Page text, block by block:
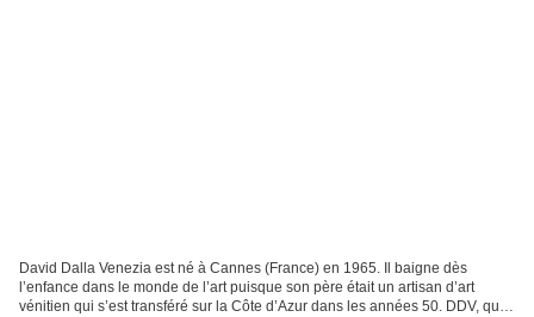
David Dalla Venezia est né à Cannes (France) en 1965. Il baigne dès
l’enfance dans le monde de l’art puisque son père était un artisan d’art
vénitien qui s’est transféré sur la Côte d’Azur dans les années 50. DDV, qui a